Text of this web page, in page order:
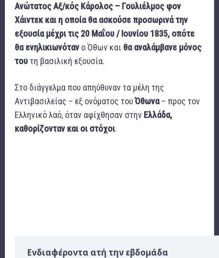
Ανώτατος Αξ/κός Κάρολος – Γουλιέλμος φον
Χάιντεκ και η οποία θα ασκούσε προσωρινά την
εξουσία μέχρι τις 20 Μαΐου / Ιουνίου 1835, οπότε
θα ενηλικιωνόταν ο Όθων και θα αναλάμβανε μόνος
τουτη βασιλική εξουσία.
Στο διάγγελμα που απηύθυναν τα μέλη της
Αντιβασιλείας – εξ ονόματος τουΌθωνα– προς τον
Ελληνικό λαό, όταν αφίχθησαν στην Ελλάδα,
καθορίζονταν και οι στόχοι.
Ενδιαφέροντα ατή την εβδομάδα